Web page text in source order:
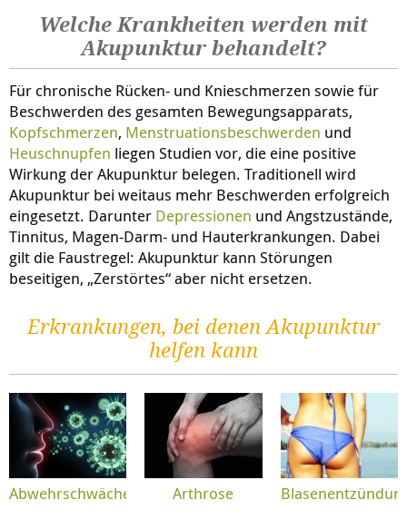
Welche Krankheiten werden mit
Akupunktur behandelt?
Für chronische Rücken- und Knieschmerzen sowie für
Beschwerden des gesamten Bewegungsapparats,
Kopfschmerzen, Menstruationsbeschwerden und
Heuschnupfen liegen Studien vor, die eine positive
Wirkung der Akupunktur belegen. Traditionell wird
Akupunktur bei weitaus mehr Beschwerden erfolgreich
eingesetzt. Darunter Depressionen und Angstzustände,
Tinnitus, Magen-Darm- und Hauterkrankungen. Dabei
gilt die Faustregel: Akupunktur kann Störungen
beseitigen, „Zerstörtes“ aber nicht ersetzen.
Erkrankungen, bei denen Akupunktur
helfen kann
Abwehrschwäche Arthrose